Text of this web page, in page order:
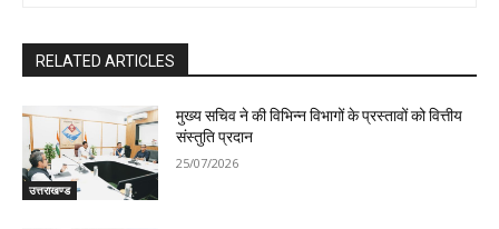
RELATED ARTICLES
उत्तराखण्ड
मुख्य सचिव ने की विभिन्न विभागों के प्रस्तावों को वित्तीय
संस्तुति प्रदान
25/07/2026